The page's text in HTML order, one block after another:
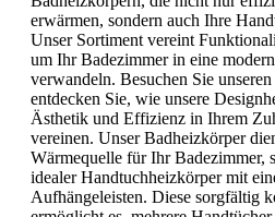
erwärmen, sondern auch Ihre
Unser Sortiment vereint
um Ihr Badezimmer in eine
verwandeln. Besuchen Sie
entdecken Sie, wie unsere
Ästhetik und Effizienz in Ihrem
vereinen. Unser Badheizkörper
Wärmequelle für Ihr Badezimmer,
idealer Handtuchheizkörper mit
Aufhängeleisten. Diese sorgfältig